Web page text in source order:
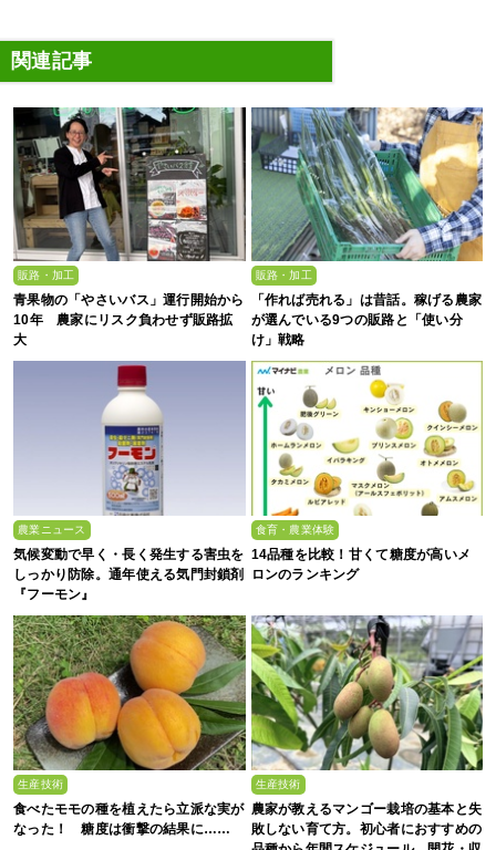
関連記事
販路・加工
青果物の「やさいバス」運行開始から
10年 農家にリスク負わせず販路拡
大
販路・加工
「作れば売れる」は昔話。稼げる農家
が選んでいる9つの販路と「使い分
け」戦略
農業ニュース
気候変動で早く・長く発生する害虫を
しっかり防除。通年使える気門封鎖剤
『フーモン』
食育・農業体験
14品種を比較！甘くて糖度が高いメ
ロンのランキング
生産技術
食べたモモの種を植えたら立派な実が
なった！ 糖度は衝撃の結果に……
生産技術
農家が教えるマンゴー栽培の基本と失
敗しない育て方。初心者におすすめの